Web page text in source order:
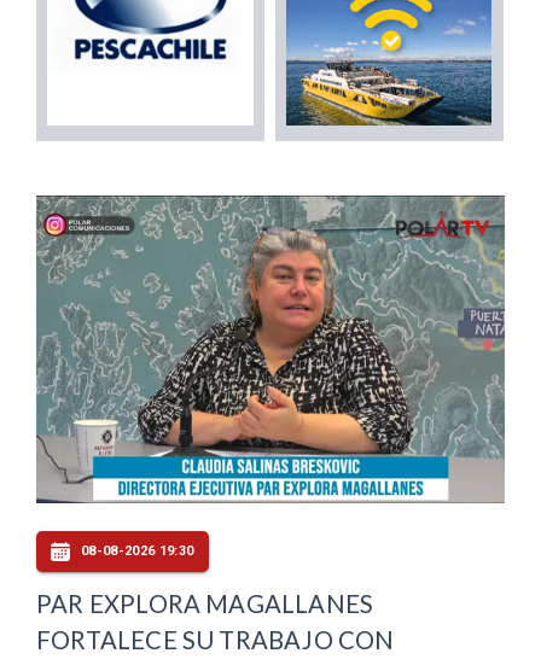
08-08-2026 19:30
PAR EXPLORA MAGALLANES
FORTALECE SU TRABAJO CON